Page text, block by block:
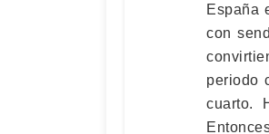
España
con
periodo
cuarto.